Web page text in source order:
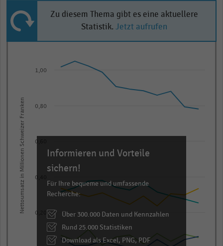
Zu diesem Thema gibt es eine aktuellere
Statistik. Jetzt aufrufen
The
chart
has
axis
displaying
categories.
Range:
categories.
Nettoumsatz in Millionen Schweizer Franken 0,20
0,40
0,60
0,80
1,00
Informieren und Vorteile
sichern!
Für Ihre bequeme und umfassende
Recherche:
Über 300.000 Daten und Kennzahlen
Rund 25.000 Statistiken
Download als Excel, PNG, PDF